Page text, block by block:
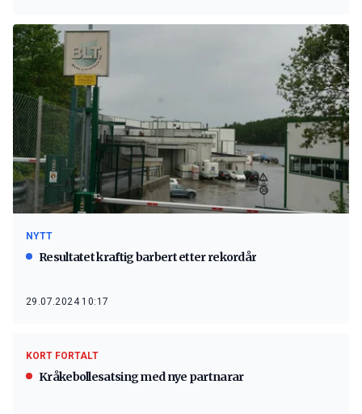
NYTT
Resultatet kraftig barbert etter rekordår
29.07.2024 10:17
KORT FORTALT
Kråkebollesatsing med nye partnarar